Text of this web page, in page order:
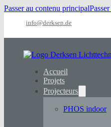
Passer au contenu principal
info@derksen.de
Accueil
Projets
Projecteurs
PHOS indoor